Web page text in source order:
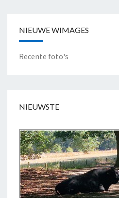
NIEUWE WIMAGES
Recente foto's
NIEUWSTE